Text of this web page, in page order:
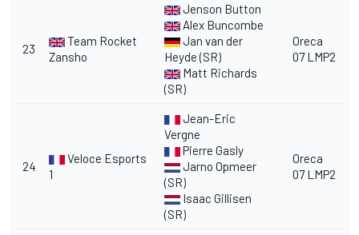
23
Team Rocket
Zansho
Jenson Button
Alex Buncombe
Jan van der
Heyde (SR)
Matt Richards
(SR)
Oreca
07 LMP2
24
Veloce Esports
1
Jean-Eric
Vergne
Pierre Gasly
Jarno Opmeer
(SR)
Isaac Gillisen
(SR)
Oreca
07 LMP2